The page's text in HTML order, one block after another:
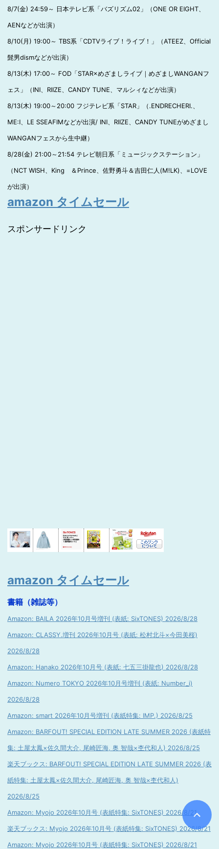
8/7(金) 24:59～ 日本テレビ系「バズリズム02」（ONE OR EIGHT、
AENなどが出演）
8/10(月) 19:00～ TBS系「CDTVライブ！ライブ！」（ATEEZ、Official
髭男dismなどが出演）
8/13(木) 17:00～ FOD「STAR×めざましライブ｜めざましWANGANフ
ェス」（INI、RIIZE、CANDY TUNE、マルシィなどが出演）
8/13(木) 19:00～20:00 フジテレビ系「STAR」（.ENDRECHERI.、
ME:I、LE SSEAFIMなどが出演/ INI、RIIZE、CANDY TUNEがめざまし
WANGANフェスから生中継）
8/28(金) 21:00～21:54 テレビ朝日系「ミュージックステーション」
（NCT WISH、King ＆Prince、佐野勇斗＆吉田仁人(M!LK)、=LOVE
が出演）
amazon タイムセール
スポンサードリンク
amazon タイムセール
書籍（雑誌等）
Amazon: BAILA 2026年10月号増刊 (表紙: SixTONES) 2026/8/28
Amazon: CLASSY.増刊 2026年10月号 (表紙: 松村北斗×今田美桜)
2026/8/28
Amazon: Hanako 2026年10月号 (表紙: 七五三掛龍也) 2026/8/28
Amazon: Numero TOKYO 2026年10月号増刊 (表紙: Number_i)
2026/8/28
Amazon: smart 2026年10月号増刊 (表紙特集: IMP.) 2026/8/25
Amazon: BARFOUT! SPECIAL EDITION LATE SUMMER 2026 (表紙特
集: 土屋太鳳×佐久間大介, 尾崎匠海, 奥 智哉×杢代和人) 2026/8/25
楽天ブックス: BARFOUT! SPECIAL EDITION LATE SUMMER 2026 (表
紙特集: 土屋太鳳×佐久間大介, 尾崎匠海, 奥 智哉×杢代和人)
2026/8/25
Amazon: Myojo 2026年10月号 (表紙特集: SixTONES) 2026/8/21
楽天ブックス: Myojo 2026年10月号 (表紙特集: SixTONES) 2026/8/21
Amazon: Myojo 2026年10月号 (表紙特集: SixTONES) 2026/8/21